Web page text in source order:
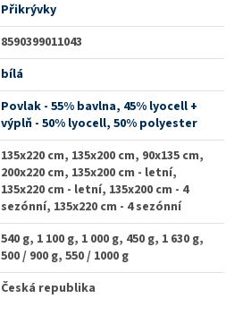
Přikrývky
8590399011043
bílá
Povlak - 55% bavlna, 45% lyocell +
výplň - 50% lyocell, 50% polyester
135x220 cm, 135x200 cm, 90x135 cm,
200x220 cm, 135x200 cm - letní,
135x220 cm - letní, 135x200 cm - 4
sezónní, 135x220 cm - 4 sezónní
540 g, 1 100 g, 1 000 g, 450 g, 1 630 g,
500 / 900 g, 550 / 1000 g
Česká republika